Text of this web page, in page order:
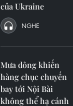
của Ukraine
NGHE
Mưa dông khiến
hàng chục chuyến
bay tới Nội Bài
không thể hạ cánh